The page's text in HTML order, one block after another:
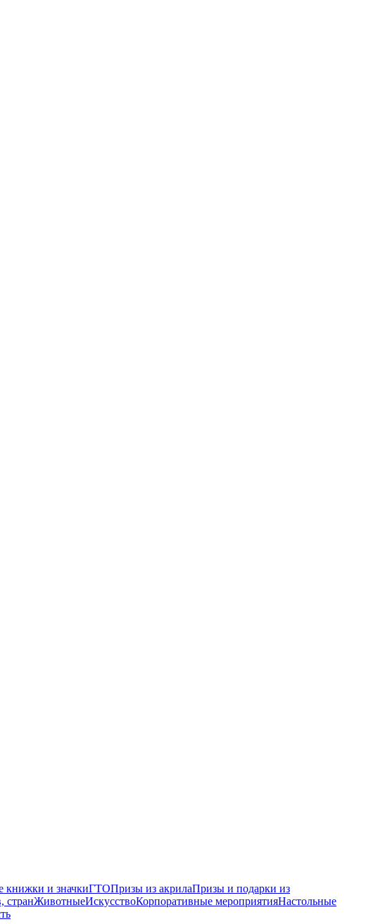
книжки и значкиГТОПризы из акрилаПризы и подарки из
странЖивотныеИскусствоКорпоративные мероприятияНастольные